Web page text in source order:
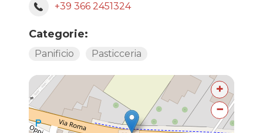
+39 366 2451324
Categorie:
Panificio Pasticceria
+
−